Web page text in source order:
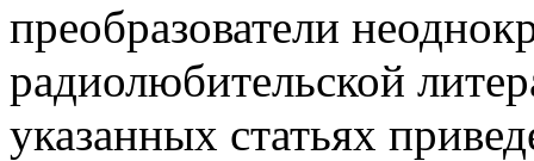
преобразователи
радиолюбительской
указанных статьях